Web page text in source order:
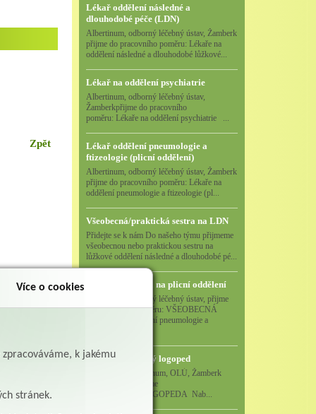
Zpět
Lékař oddělení následné a
dlouhodobé péče (LDN)
Albertinum, odborný léčebný ústav, Žamberk
přijme do pracovního poměru: Lékaře na
oddělení následné a dlouhodobé lůžkové...
Lékař na oddělení psychiatrie
Albertinum, odborný léčebný ústav,
Žamberkpřijme do pracovního
poměru: Lékaře na oddělení psychiatrie ...
Lékař oddělení pneumologie a
ftizeologie (plicní oddělení)
Albertinum, odborný léčebný ústav, Žamberk
přijme do pracovního poměru: Lékaře na
oddělení pneumologie a ftizeologie (pl...
Všeobecná/praktická sestra na LDN
Přidejte se k nám Do našeho týmu přijmeme
všeobecnou nebo praktickou sestru na
lůžkové oddělení následné a dlouhodobé pé...
Všeobecná sestra na plicní oddělení
Albertinum, odborný léčebný ústav, přijme
do pracovního poměru: VŠEOBECNÁ
SESTRA na oddělení pneumologie a
Logoped/klinický logoped
Albertinum, OLÚ, Žamberk
přijme
KLINICKÉHO LOGOPEDA Nab...
Více o cookies
k jakému
stránek.